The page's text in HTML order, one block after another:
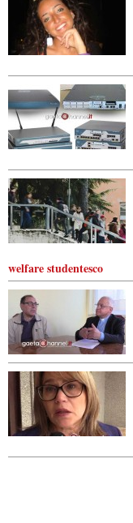
welfare studentesco